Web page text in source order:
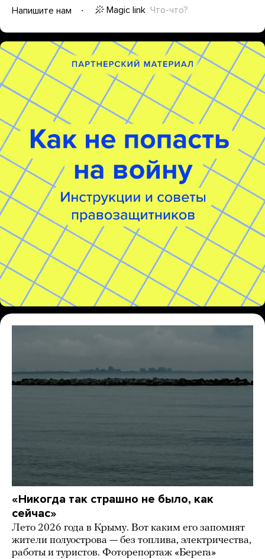
Напишите нам
Magic link Что-что?
«Никогда так страшно не было, как
сейчас»
Лето 2026 года в Крыму. Вот каким его запомнят
жители полуострова — без топлива, электричества,
работы и туристов. Фоторепортаж «Берега»